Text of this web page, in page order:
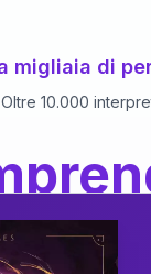
migliaia di
Oltre 10.000
del Libro